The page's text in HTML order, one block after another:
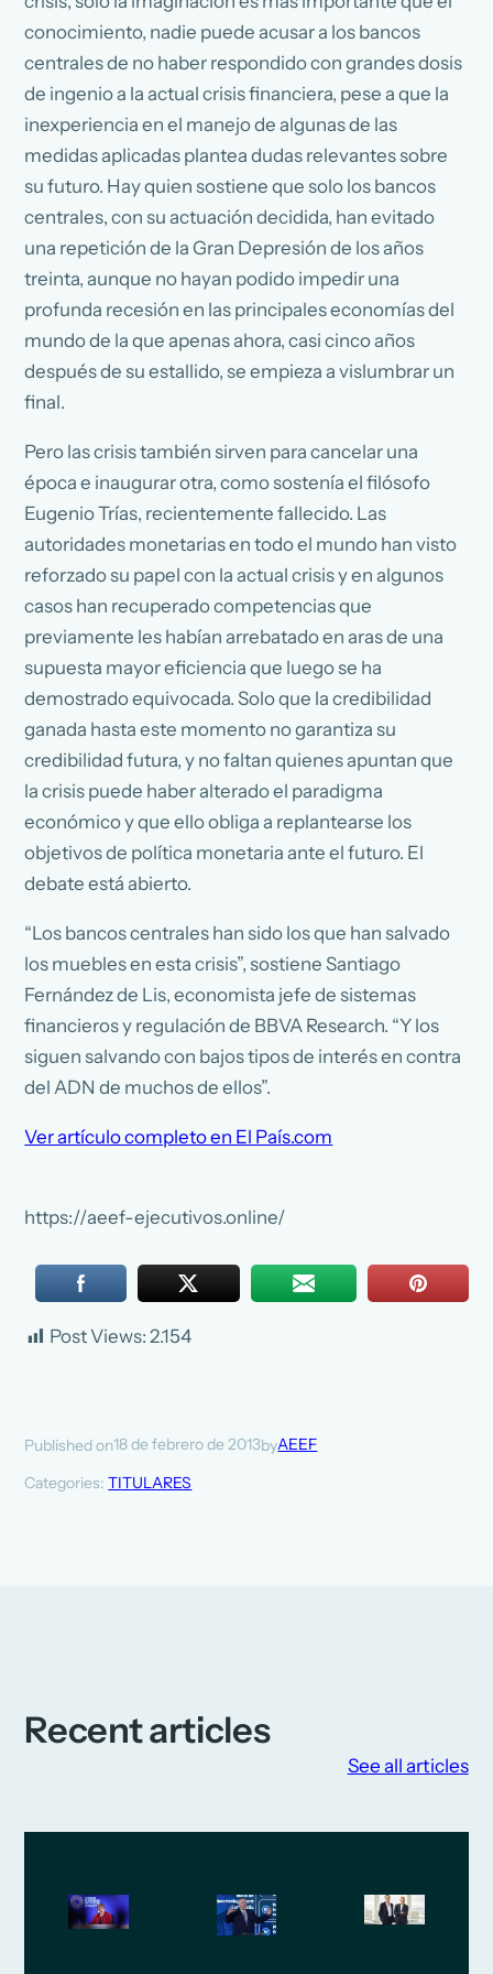
conocimiento, nadie puede acusar a los bancos
centrales de no haber respondido con grandes dosis
de ingenio a la actual crisis financiera, pese a que la
inexperiencia en el manejo de algunas de las
medidas aplicadas plantea dudas relevantes sobre
su futuro. Hay quien sostiene que solo los bancos
centrales, con su actuación decidida, han evitado
una repetición de la Gran Depresión de los años
treinta, aunque no hayan podido impedir una
profunda recesión en las principales economías del
mundo de la que apenas ahora, casi cinco años
después de su estallido, se empieza a vislumbrar un
final.
Pero las crisis también sirven para cancelar una
época e inaugurar otra, como sostenía el filósofo
Eugenio Trías, recientemente fallecido. Las
autoridades monetarias en todo el mundo han visto
reforzado su papel con la actual crisis y en algunos
casos han recuperado competencias que
previamente les habían arrebatado en aras de una
supuesta mayor eficiencia que luego se ha
demostrado equivocada. Solo que la credibilidad
ganada hasta este momento no garantiza su
credibilidad futura, y no faltan quienes apuntan que
la crisis puede haber alterado el paradigma
económico y que ello obliga a replantearse los
objetivos de política monetaria ante el futuro. El
debate está abierto.
“Los bancos centrales han sido los que han salvado
los muebles en esta crisis”, sostiene Santiago
Fernández de Lis, economista jefe de sistemas
financieros y regulación de BBVA Research. “Y los
siguen salvando con bajos tipos de interés en contra
del ADN de muchos de ellos”.
Ver artículo completo en El País.com
https://aeef-ejecutivos.online/
Post Views: 2.154
Published on18 de febrero de 2013byAEEF
Categories:TITULARES
Recent articles
See all articles